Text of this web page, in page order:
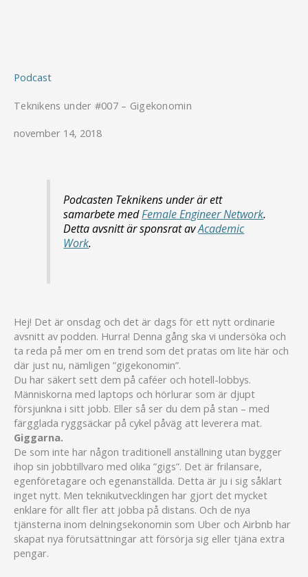
Podcast
Teknikens under #007 – Gigekonomin
november 14, 2018
Podcasten Teknikens under är ett
samarbete medFemale Engineer Network.
Detta avsnitt är sponsrat avAcademic
Work.
Hej! Det är onsdag och det är dags för ett nytt ordinarie
avsnitt av podden. Hurra! Denna gång ska vi undersöka och
ta reda på mer om en trend som det pratas om lite här och
där just nu, nämligen ”gigekonomin”.
Du har säkert sett dem på caféer och hotell-lobbys.
Människorna med laptops och hörlurar som är djupt
försjunkna i sitt jobb. Eller så ser du dem på stan – med
färgglada ryggsäckar på cykel påväg att leverera mat.
Giggarna.
De som inte har någon traditionell anställning utan bygger
ihop sin jobbtillvaro med olika ”gigs”. Det är frilansare,
egenföretagare och egenanställda. Detta är ju i sig såklart
inget nytt. Men teknikutvecklingen har gjort det mycket
enklare för allt fler att jobba på distans. Och de nya
tjänsterna inom delningsekonomin som Uber och Airbnb har
skapat nya förutsättningar att försörja sig eller tjäna extra
pengar.